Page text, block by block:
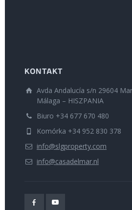
KONTAKT
Avda Andalucía s/n 29604
Málaga – HISZPANIA
Biuro +34 677 670 480
Komórka +34 952 830 378
info@slgproperty.com
info@casadelmar.nl